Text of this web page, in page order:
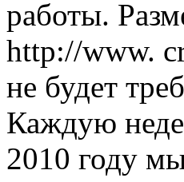
работы.
http://www.
не будет
Каждую
2010 году